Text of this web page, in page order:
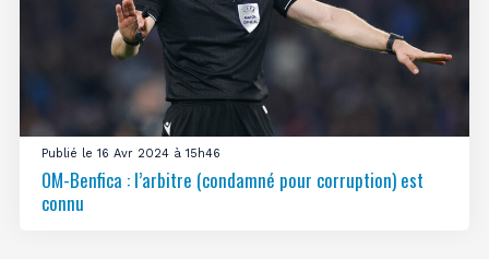
Publié le 16 Avr 2024 à 15h46
OM-Benfica : l’arbitre (condamné pour corruption) est
connu